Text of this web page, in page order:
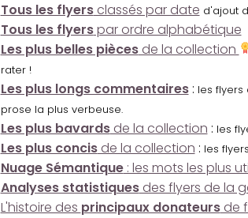
Tous les flyersclassés par date d'ajout
Tous les flyerspar ordre alphabétique
Les plus belles piècesde la collection
rater !
Les plus longs commentaires: les flyers
prose la plus verbeuse.
Les plus bavardsde la collection : les
Les plus concisde la collection : les
Nuage Sémantique: les mots les plus
Analyses statistiquesdes flyers de la
L'histoire des principaux donateursde